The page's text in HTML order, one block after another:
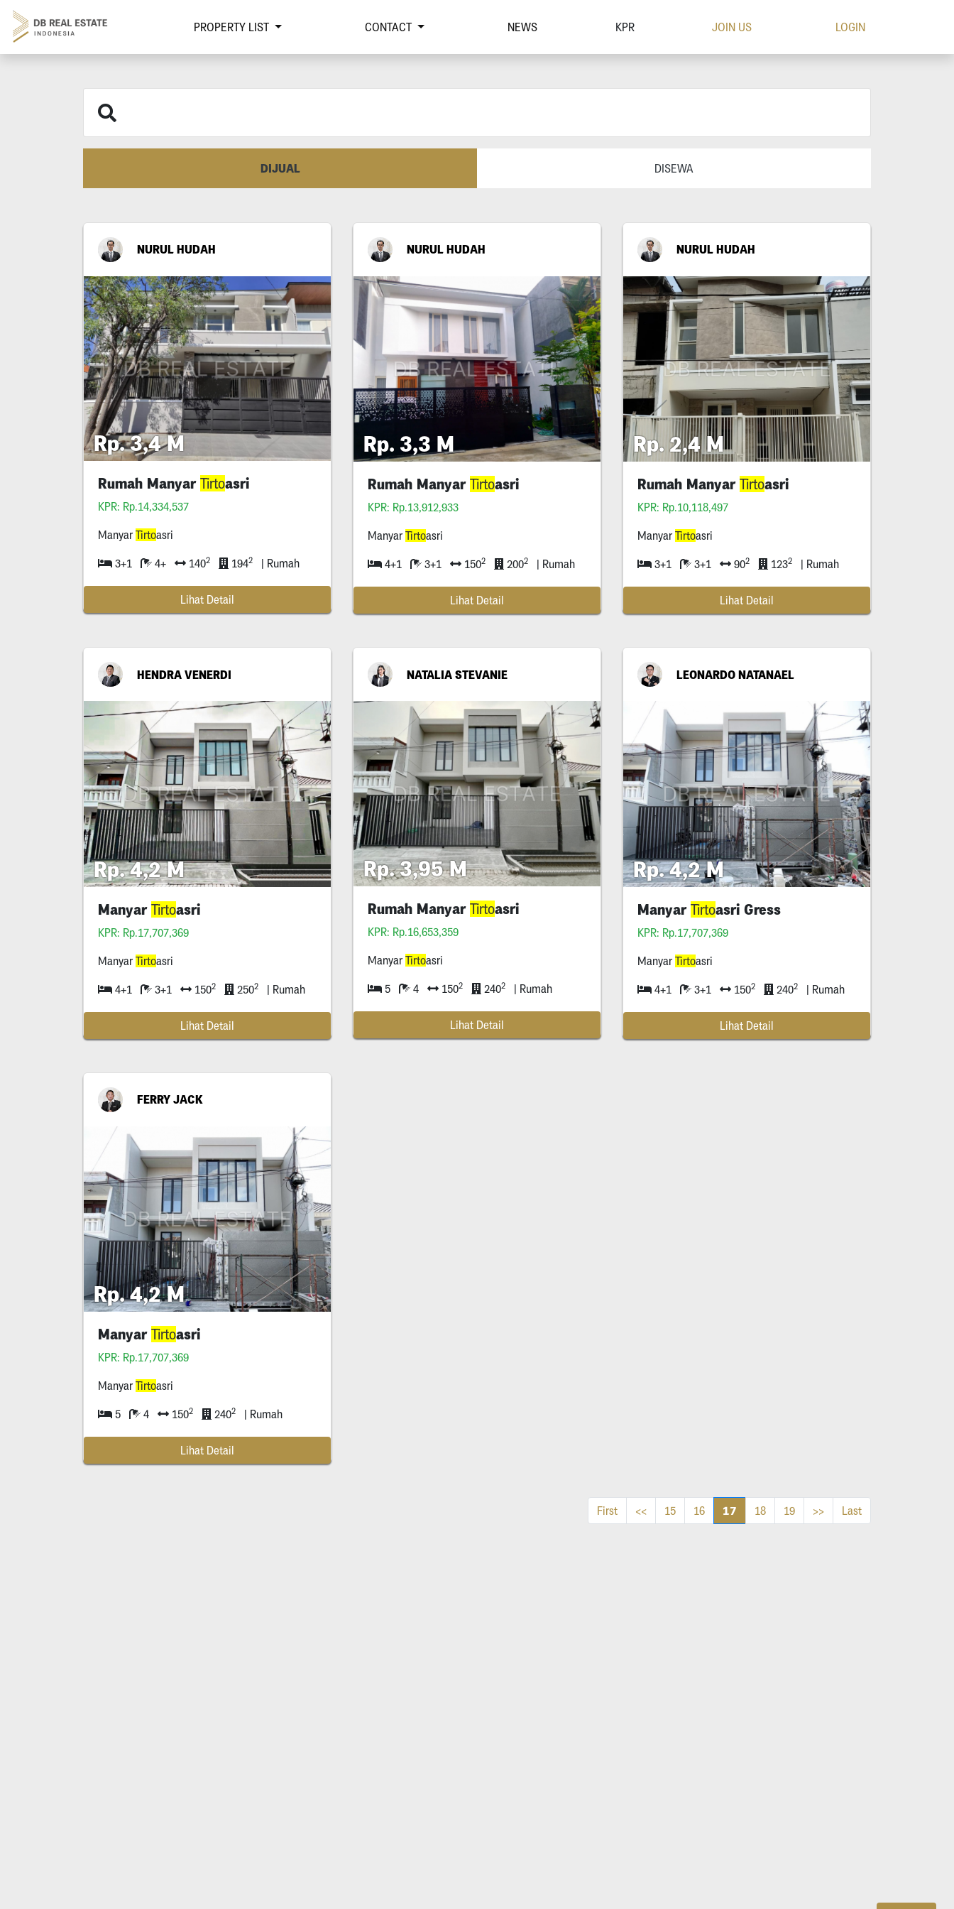
PROPERTY LIST CONTACT NEWS KPR JOIN US LOGIN
DIJUAL DISEWA
NURUL HUDAH
Rp. 3,4 M
Rumah Manyar Tirtoasri
KPR: Rp.14,334,537
ManyarTirtoasri
3+1 4+ 1402 1942 | Rumah
Lihat Detail
NURUL HUDAH
Rp. 3,3 M
Rumah Manyar Tirtoasri
KPR: Rp.13,912,933
ManyarTirtoasri
4+1 3+1 1502 2002 | Rumah
Lihat Detail
NURUL HUDAH
Rp. 2,4 M
Rumah Manyar Tirtoasri
KPR: Rp.10,118,497
ManyarTirtoasri
3+1 3+1 902 1232 | Rumah
Lihat Detail
HENDRA VENERDI
Rp. 4,2 M
Manyar Tirtoasri
KPR: Rp.17,707,369
ManyarTirtoasri
4+1 3+1 1502 2502 | Rumah
Lihat Detail
NATALIA STEVANIE
Rp. 3,95 M
Rumah Manyar Tirtoasri
KPR: Rp.16,653,359
ManyarTirtoasri
5 4 1502 2402 | Rumah
Lihat Detail
LEONARDO NATANAEL
Rp. 4,2 M
Manyar Tirtoasri Gress
KPR: Rp.17,707,369
ManyarTirtoasri
4+1 3+1 1502 2402 | Rumah
Lihat Detail
FERRY JACK
Rp. 4,2 M
Manyar Tirtoasri
KPR: Rp.17,707,369
ManyarTirtoasri
5 4 1502 2402 | Rumah
Lihat Detail
First << 15 16 17 18 19 >> Last